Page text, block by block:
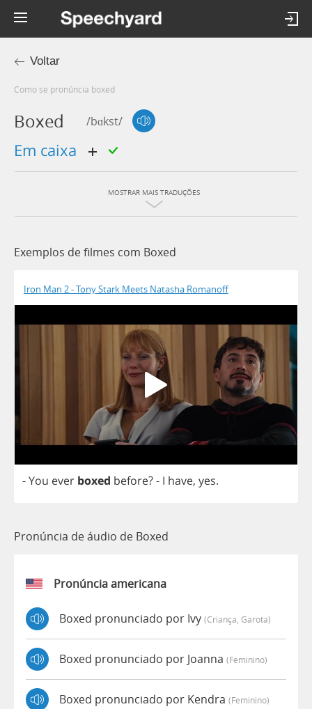
Voltar
Como se pronúncia boxed
Boxed /bɑkst/
em caixa
MOSTRAR MAIS TRADUÇÕES
Exemplos de filmes com Boxed
Iron Man 2 - Tony Stark Meets Natasha Romanoff
-You ever boxed before?- I have, yes.
Pronúncia de áudio de Boxed
Pronúncia americana
Boxed pronunciado por Ivy (criança, Garota)
Boxed pronunciado por Joanna (feminino)
Boxed pronunciado por Kendra (feminino)